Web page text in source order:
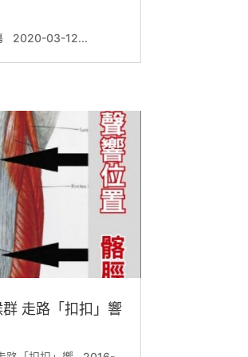
2020-03-12...
走路「扣扣」響